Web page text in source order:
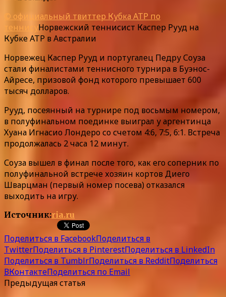
© официальный твиттер Кубка ATP по
теннисуНорвежский теннисист Каспер Рууд на
Кубке ATP в Австралии
Норвежец Каспер Рууд и португалец Педру Соуза
стали финалистами теннисного турнира в Буэнос-
Айресе, призовой фонд которого превышает 600
тысяч долларов.
Рууд, посеянный на турнире под восьмым номером,
в полуфинальном поединке выиграл у аргентинца
Хуана Игнасио Лондеро со счетом 4:6, 7:5, 6:1. Встреча
продолжалась 2 часа 12 минут.
Соуза вышел в финал после того, как его соперник по
полуфинальной встрече хозяин кортов Диего
Шварцман (первый номер посева) отказался
выходить на игру.
Источник:ria.ru
Поделиться в FacebookПоделиться в
TwitterПоделиться в PinterestПоделиться в LinkedIn
Поделиться в TumblrПоделиться в RedditПоделиться
ВКонтактеПоделиться по Email
Предыдущая статья